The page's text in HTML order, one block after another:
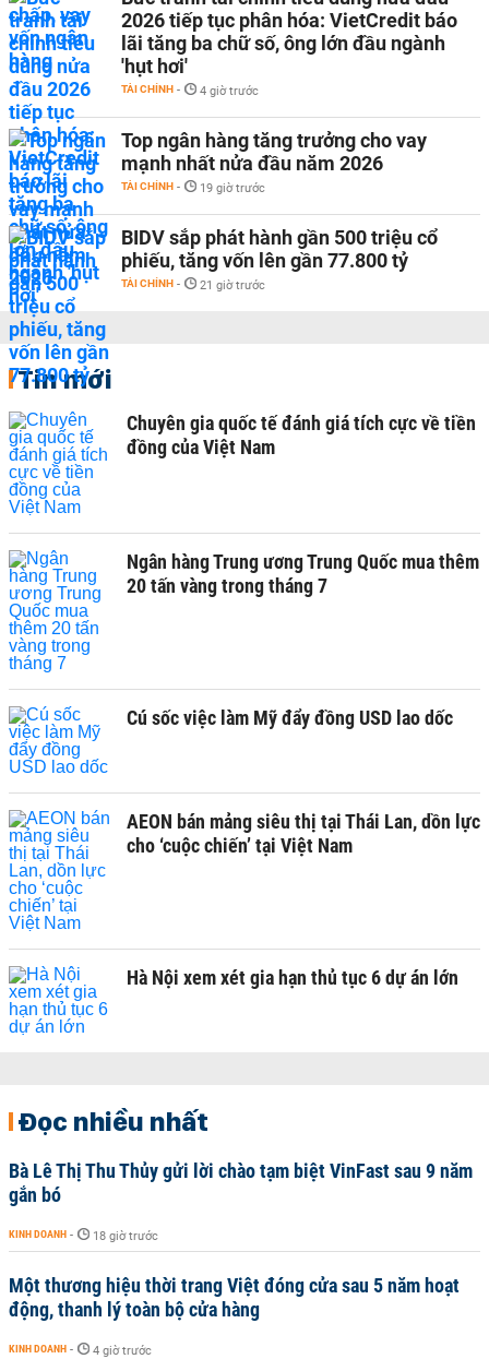
2026 tiếp tục phân hóa: VietCredit báo
lãi tăng ba chữ số, ông lớn đầu ngành
'hụt hơi'
TÀI CHÍNH - 4 giờ trước
Top ngân hàng tăng trưởng cho vay
mạnh nhất nửa đầu năm 2026
TÀI CHÍNH - 19 giờ trước
BIDV sắp phát hành gần 500 triệu cổ
phiếu, tăng vốn lên gần 77.800 tỷ
TÀI CHÍNH - 21 giờ trước
Tin mới
Chuyên gia quốc tế đánh giá tích cực về tiền
đồng của Việt Nam
Ngân hàng Trung ương Trung Quốc mua thêm
20 tấn vàng trong tháng 7
Cú sốc việc làm Mỹ đẩy đồng USD lao dốc
AEON bán mảng siêu thị tại Thái Lan, dồn lực
cho ‘cuộc chiến’ tại Việt Nam
Hà Nội xem xét gia hạn thủ tục 6 dự án lớn
Đọc nhiều nhất
Bà Lê Thị Thu Thủy gửi lời chào tạm biệt VinFast sau 9 năm
gắn bó
KINH DOANH - 18 giờ trước
Một thương hiệu thời trang Việt đóng cửa sau 5 năm hoạt
động, thanh lý toàn bộ cửa hàng
KINH DOANH - 4 giờ trước